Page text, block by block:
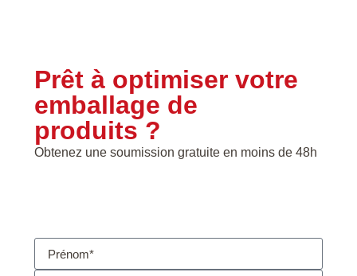
Prêt à optimiser votre
emballage de
produits ?
Obtenez une soumission gratuite en moins de 48h